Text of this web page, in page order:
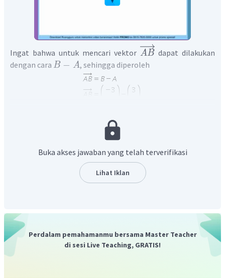
Ingat bahwa untuk mencari vektor AB dapat dilakukan
dengan cara B − A, sehingga diperoleh
Dengan demikian, A = )
Buka akses jawaban yang telah terverifikasi
Lihat Iklan
Perdalam pemahamanmu bersama Master Teacher
di sesi Live Teaching, GRATIS!